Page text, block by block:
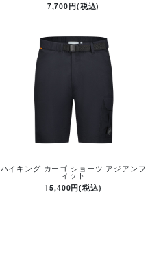
7,700円(税込)
ハイキング カーゴ ショーツ アジアンフ
ィット
15,400円(税込)